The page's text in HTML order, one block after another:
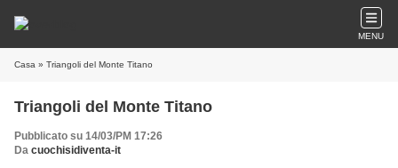
MENU
Casa » Triangoli del Monte Titano
Triangoli del Monte Titano
Pubblicato su 14/03/PM 17:26
Da cuochisidiventa-it